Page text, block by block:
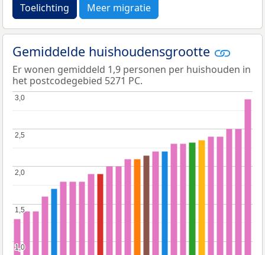
Toelichting Meer migratie
Gemiddelde huishoudensgrootte
Er wonen gemiddeld 1,9 personen per huishouden in
het postcodegebied 5271 PC.
1,0
1,0
1,5
1,5
2,0
2,0
2,5
2,5
3,0
3,0